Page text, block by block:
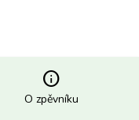
info
O zpěvníku